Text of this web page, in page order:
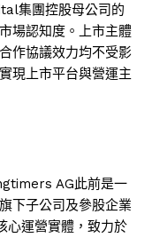
集團控股母公司的
場認知度。上市主體
作協議效力均不受影
現上市平台與營運主
AG此前是一
下子公司及參股企業
心運營實體，致力於